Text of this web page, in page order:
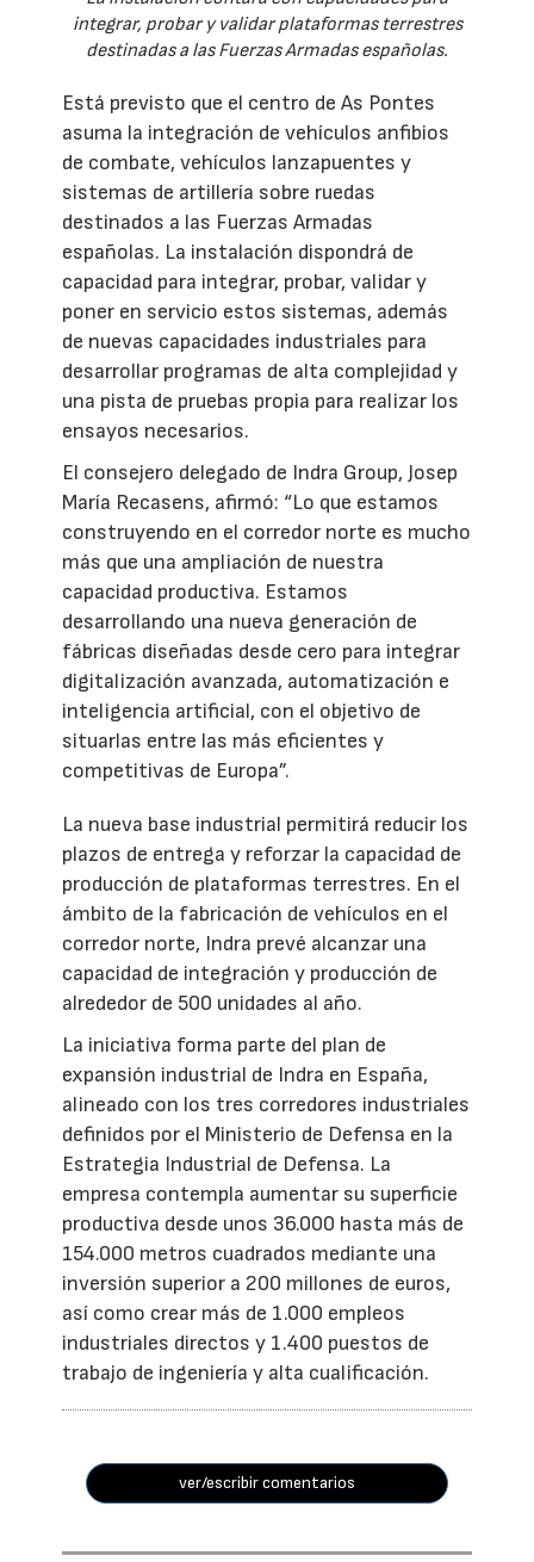
integrar, probar y validar plataformas terrestres
destinadas a las Fuerzas Armadas españolas.
Está previsto que el centro de As Pontes
asuma la integración de vehículos anfibios
de combate, vehículos lanzapuentes y
sistemas de artillería sobre ruedas
destinados a las Fuerzas Armadas
españolas. La instalación dispondrá de
capacidad para integrar, probar, validar y
poner en servicio estos sistemas, además
de nuevas capacidades industriales para
desarrollar programas de alta complejidad y
una pista de pruebas propia para realizar los
ensayos necesarios.
El consejero delegado de Indra Group, Josep
María Recasens, afirmó: “Lo que estamos
construyendo en el corredor norte es mucho
más que una ampliación de nuestra
capacidad productiva. Estamos
desarrollando una nueva generación de
fábricas diseñadas desde cero para integrar
digitalización avanzada, automatización e
inteligencia artificial, con el objetivo de
situarlas entre las más eficientes y
competitivas de Europa”.
La nueva base industrial permitirá reducir los
plazos de entrega y reforzar la capacidad de
producción de plataformas terrestres. En el
ámbito de la fabricación de vehículos en el
corredor norte, Indra prevé alcanzar una
capacidad de integración y producción de
alrededor de 500 unidades al año.
La iniciativa forma parte del plan de
expansión industrial de Indra en España,
alineado con los tres corredores industriales
definidos por el Ministerio de Defensa en la
Estrategia Industrial de Defensa. La
empresa contempla aumentar su superficie
productiva desde unos 36.000 hasta más de
154.000 metros cuadrados mediante una
inversión superior a 200 millones de euros,
así como crear más de 1.000 empleos
industriales directos y 1.400 puestos de
trabajo de ingeniería y alta cualificación.
ver/escribir comentarios